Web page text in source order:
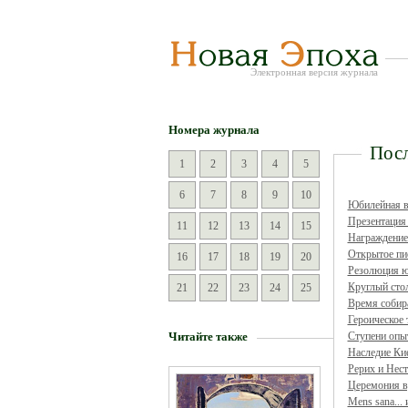
Электронная версия журнала
Номера журнала
1 2 3 4 5
6 7 8 9 10
11 12 13 14 15
16 17 18 19 20
21 22 23 24 25
Читайте также
Юбилейная
Открытое
Резолюция
Круглый
Время
Ступени
Наследие
Рерих и
Церемония
Mens sana...